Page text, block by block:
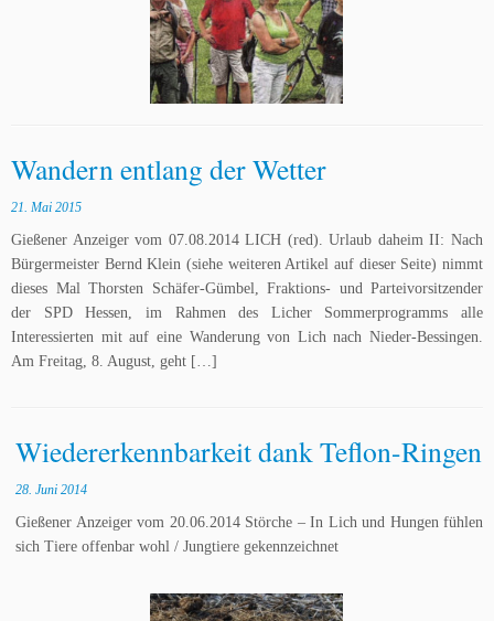
Wandern entlang der Wetter
21. Mai 2015
Gießener Anzeiger vom 07.08.2014 LICH (red). Urlaub daheim II: Nach
Bürgermeister Bernd Klein (siehe weiteren Artikel auf dieser Seite) nimmt
dieses Mal Thorsten Schäfer-Gümbel, Fraktions- und Parteivorsitzender
der SPD Hessen, im Rahmen des Licher Sommerprogramms alle
Interessierten mit auf eine Wanderung von Lich nach Nieder-Bessingen.
Am Freitag, 8. August, geht […]
Wiedererkennbarkeit dank Teflon-Ringen
28. Juni 2014
Gießener Anzeiger vom 20.06.2014 Störche – In Lich und Hungen fühlen
sich Tiere offenbar wohl / Jungtiere gekennzeichnet